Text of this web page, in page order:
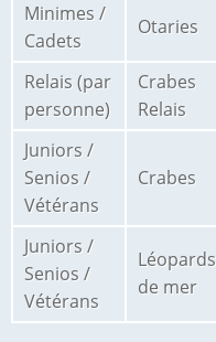
Minimes /
Cadets
Otaries
Relais (par
personne)
Crabes
Relais
Juniors /
Senios /
Vétérans
Crabes
Juniors /
Senios /
Vétérans
Léopards
de mer